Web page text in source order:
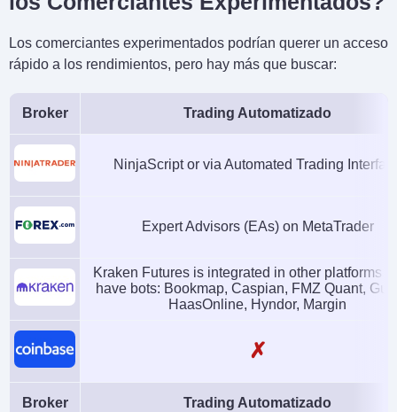
Los comerciantes experimentados podrían querer un acceso
rápido a los rendimientos, pero hay más que buscar:
Broker Trading Automatizado
NinjaScript or via Automated Trading
Expert Advisors (EAs) on MetaTrader
Kraken Futures is integrated in other platforms
have bots: Bookmap, Caspian, FMZ Quant,
HaasOnline, Hyndor, Margin
✗
Broker Trading Automatizado